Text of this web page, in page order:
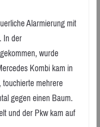
Alarmierung mit
In der
wurde
Kombi kam in
mehrere
gegen einen Baum.
und der Pkw kam auf